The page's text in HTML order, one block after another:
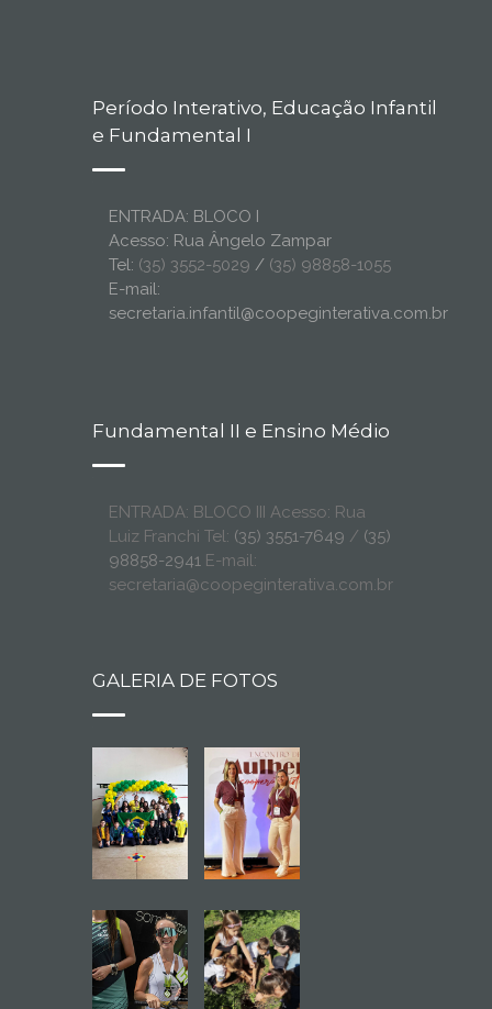
Período Interativo, Educação Infantil
e Fundamental I
ENTRADA: BLOCO I
Acesso: Rua Ângelo Zampar
Tel: (35) 3552-5029 / (35) 98858-1055
E-mail:
secretaria.infantil@coopeginterativa.com.br
Fundamental II e Ensino Médio
ENTRADA: BLOCO III Acesso: Rua
Luiz Franchi Tel: (35) 3551-7649 / (35)
98858-2941 E-mail:
secretaria@coopeginterativa.com.br
GALERIA DE FOTOS